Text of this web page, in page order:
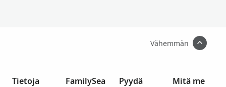
Vähemmän
Tietoja
FamilySea
Pyydä
Mitä me